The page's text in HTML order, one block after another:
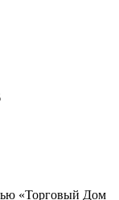
«Торговый Дом